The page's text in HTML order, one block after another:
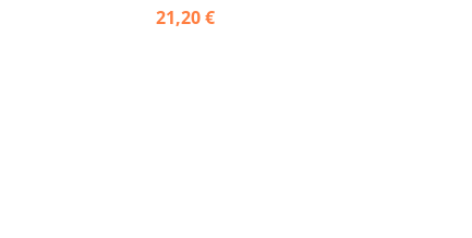
21,20 €